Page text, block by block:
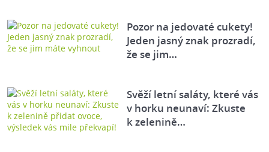
Pozor na jedovaté cukety!
Jeden jasný znak prozradí,
že se jim…
Svěží letní saláty, které vás
v horku neunaví: Zkuste
k zelenině…